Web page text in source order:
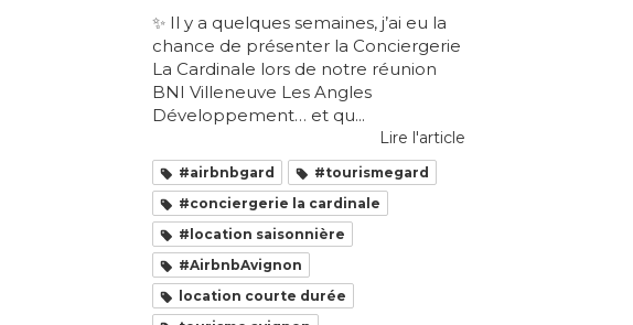
✨ Il y a quelques semaines, j’ai eu la
chance de présenter la Conciergerie
La Cardinale lors de notre réunion
BNI Villeneuve Les Angles
Développement… et qu...
Lire l'article
#airbnbgard
#tourismegard
#conciergerie la cardinale
#location saisonnière
#AirbnbAvignon
location courte durée